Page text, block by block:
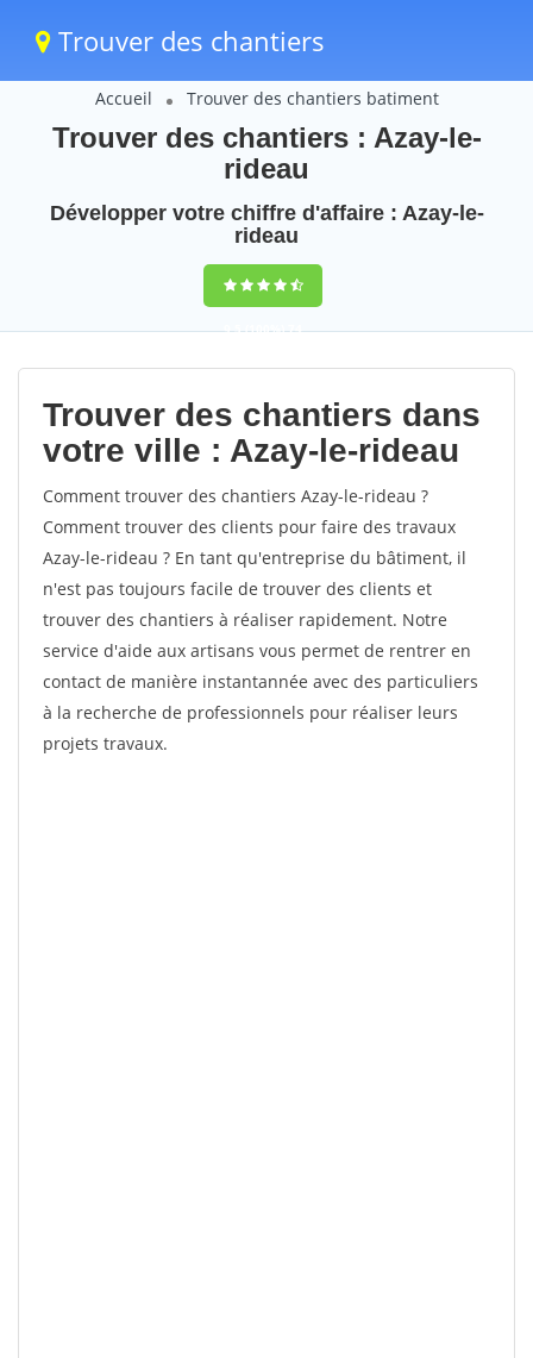
Trouver des chantiers
Accueil Trouver des chantiers batiment
Trouver des chantiers : Azay-le-
rideau
Développer votre chiffre d'affaire : Azay-le-
rideau
9,5(100%)74
votes
Trouver des chantiers dans
votre ville : Azay-le-rideau
Comment trouver des chantiers Azay-le-rideau ?
Comment trouver des clients pour faire des travaux
Azay-le-rideau ? En tant qu'entreprise du bâtiment, il
n'est pas toujours facile de trouver des clients et
trouver des chantiers à réaliser rapidement. Notre
service d'aide aux artisans vous permet de rentrer en
contact de manière instantannée avec des particuliers
à la recherche de professionnels pour réaliser leurs
projets travaux.